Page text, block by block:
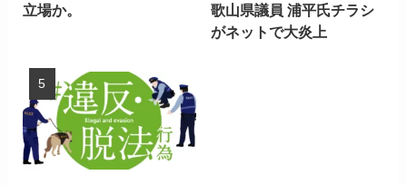
立場か。
歌山県議員 浦平氏チラシ
がネットで大炎上